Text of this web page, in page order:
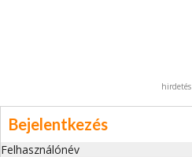
hirdetés
Bejelentkezés
Felhasználónév